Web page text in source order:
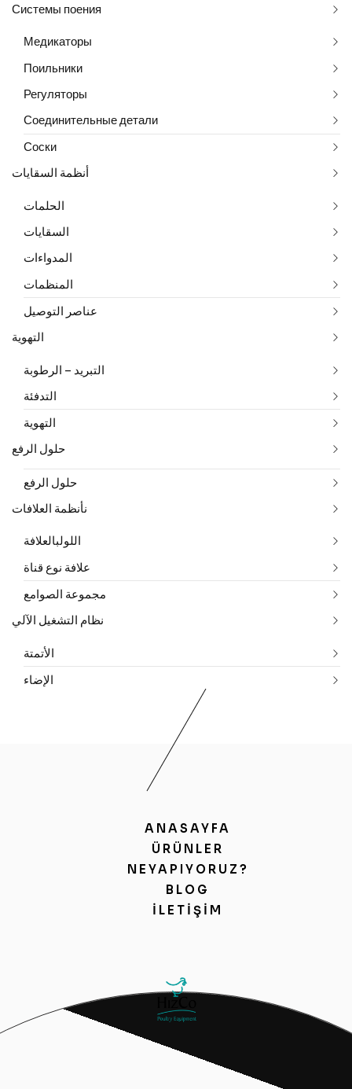
Системы поения
Медикаторы
Поильники
Регуляторы
Соединительные детали
Соски
أنظمة السقايات
الحلمات
السقايات
المدواءات
المنظمات
عناصر التوصيل
التهوية
التبريد – الرطوبة
التدفئة
التهوية
حلول الرفع
حلول الرفع
نأنظمة العلافات
اللولبالعلافة
علافة نوع قناة
مجموعة الصوامع
نظام التشغيل الآلي
الأتمتة
الإضاء
ANASAYFA
ÜRÜNLER
NEYAPIYORUZ?
BLOG
İLETIŞIM